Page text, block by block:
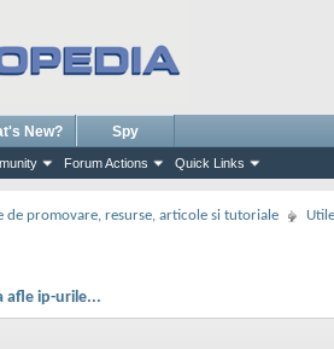
Forum Actions Quick Links
New? Spy
de promovare, resurse, articole si tutoriale Utile
afle ip-urile...